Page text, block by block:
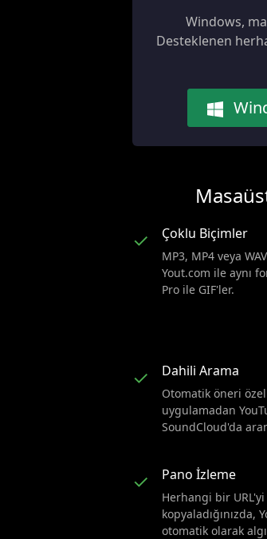
Windows,
Desteklenen
✓
Çoklu Biçimler
MP3, MP4 veya
Yout.com ile aynı
Pro ile GIF'ler.
✓ Dahili Arama
Otomatik öneri
uygulamadan
SoundCloud'da
✓ Pano İzleme
Herhangi bir URL'yi
kopyaladığınızda,
otomatik olarak